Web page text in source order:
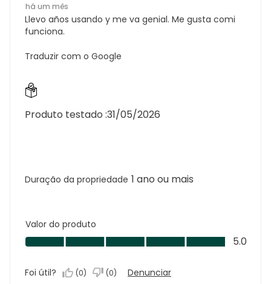
há um mês
Llevo años usando y me va genial. Me gusta comi
funciona.
Traduzir com o Google
Duração da propriedade 1 ano ou mais
Produto testado :31/05/2026
Valor do produto
Valor
do
5.0
5.0
Foi útil? (0) (0) Denunciar